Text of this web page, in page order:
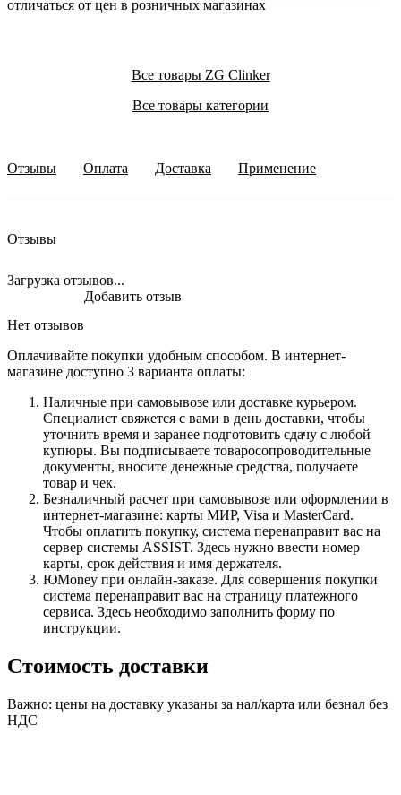
отличаться от цен в розничных магазинах
Все товары ZG Clinker
Все товары категории
Отзывы Оплата Доставка Применение
Отзывы
Загрузка отзывов...
Нет отзывов
Добавить отзыв
Оплачивайте покупки удобным способом. В интернет-
магазине доступно 3 варианта оплаты:
Наличные при самовывозе или доставке курьером.
Специалист свяжется с вами в день доставки, чтобы
уточнить время и заранее подготовить сдачу с любой
купюры. Вы подписываете товаросопроводительные
документы, вносите денежные средства, получаете
товар и чек.
Безналичный расчет при самовывозе или оформлении в
интернет-магазине: карты МИР, Visa и MasterCard.
Чтобы оплатить покупку, система перенаправит вас на
сервер системы ASSIST. Здесь нужно ввести номер
карты, срок действия и имя держателя.
ЮMoney при онлайн-заказе. Для совершения покупки
система перенаправит вас на страницу платежного
сервиса. Здесь необходимо заполнить форму по
инструкции.
Стоимость доставки
Важно: цены на доставку указаны за нал/карта или безнал без
НДС